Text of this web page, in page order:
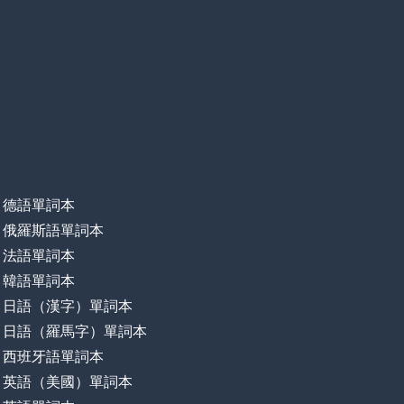
德語單詞本
俄羅斯語單詞本
法語單詞本
韓語單詞本
日語（漢字）單詞本
日語（羅馬字）單詞本
西班牙語單詞本
英語（美國）單詞本